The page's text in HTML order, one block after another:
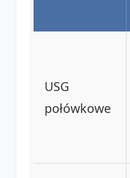
USG
połówkowe